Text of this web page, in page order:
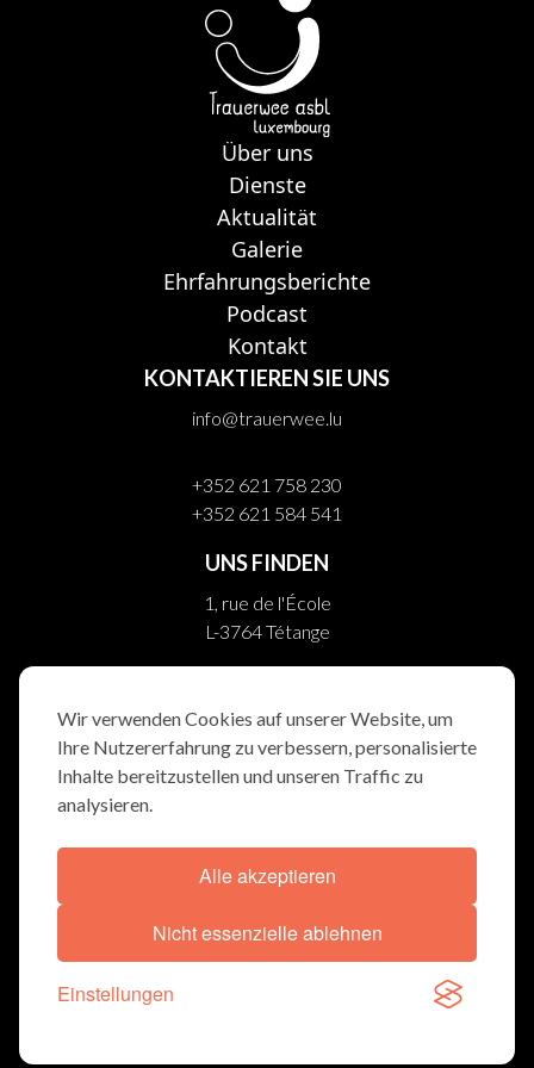
Wir verwenden Cookies auf unserer Website, um
Ihre Nutzererfahrung zu verbessern, personalisierte
Inhalte bereitzustellen und unseren Traffic zu
analysieren.
Alle akzeptieren
Nicht essenzielle ablehnen
Einstellungen
Über uns
Dienste
Aktualität
Galerie
Ehrfahrungsberichte
Podcast
Kontakt
KONTAKTIEREN SIE UNS
info@trauerwee.lu
+352 621 758 230
+352 621 584 541
UNS FINDEN
1, rue de l'École
L-3764 Tétange
L-8710 Boevange/Attert
FOLGEN SIE UNS
ALLGEMEINBEDINGUNGEN
© TRAUERWEE 2026